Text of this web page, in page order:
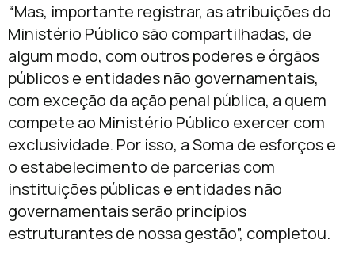
“Mas, importante registrar, as atribuições do
Ministério Público são compartilhadas, de
algum modo, com outros poderes e órgãos
públicos e entidades não governamentais,
com exceção da ação penal pública, a quem
compete ao Ministério Público exercer com
exclusividade. Por isso, a Soma de esforços e
o estabelecimento de parcerias com
instituições públicas e entidades não
governamentais serão princípios
estruturantes de nossa gestão”, completou.